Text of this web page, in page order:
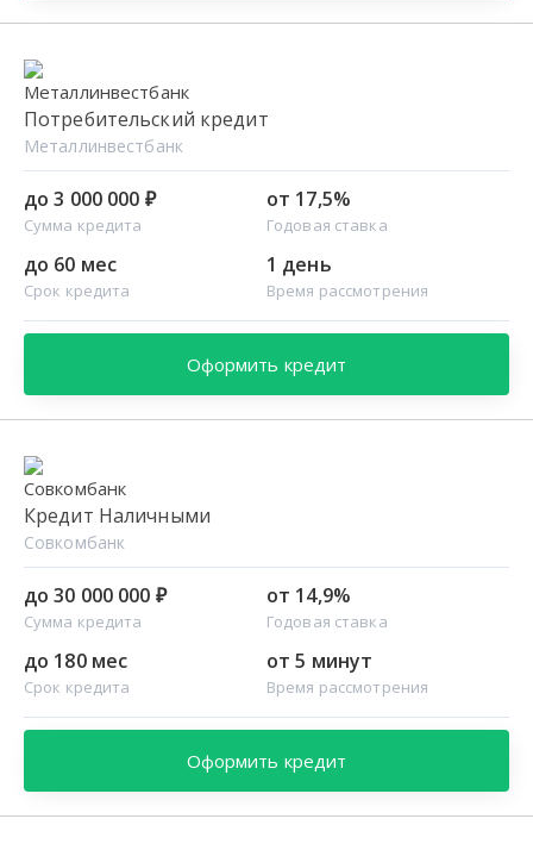
Потребительский кредит
Металлинвестбанк
до 3 000 000 ₽
Сумма кредита
от 17,5%
Годовая ставка
до 60 мес
Срок кредита
1 день
Время рассмотрения
Оформить кредит
Кредит Наличными
Совкомбанк
до 30 000 000 ₽
Сумма кредита
от 14,9%
Годовая ставка
до 180 мес
Срок кредита
от 5 минут
Время рассмотрения
Оформить кредит